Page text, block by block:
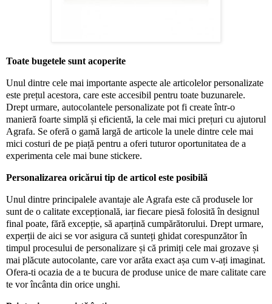
Toate bugetele sunt acoperite
Unul dintre cele mai importante aspecte ale articolelor personalizate
este prețul acestora, care este accesibil pentru toate buzunarele.
Drept urmare, autocolantele personalizate pot fi create într-o
manieră foarte simplă și eficientă, la cele mai mici prețuri cu ajutorul
Agrafa. Se oferă o gamă largă de articole la unele dintre cele mai
mici costuri de pe piață pentru a oferi tuturor oportunitatea de a
experimenta cele mai bune stickere.
Personalizarea oricărui tip de articol este posibilă
Unul dintre principalele avantaje ale Agrafa este că produsele lor
sunt de o calitate excepțională, iar fiecare piesă folosită în designul
final poate, fără excepție, să aparțină cumpărătorului. Drept urmare,
experții de aici se vor asigura că sunteți ghidat corespunzător în
timpul procesului de personalizare și că primiți cele mai grozave și
mai plăcute autocolante, care vor arăta exact așa cum v-ați imaginat.
Ofera-ti ocazia de a te bucura de produse unice de mare calitate care
te vor încânta din orice unghi.